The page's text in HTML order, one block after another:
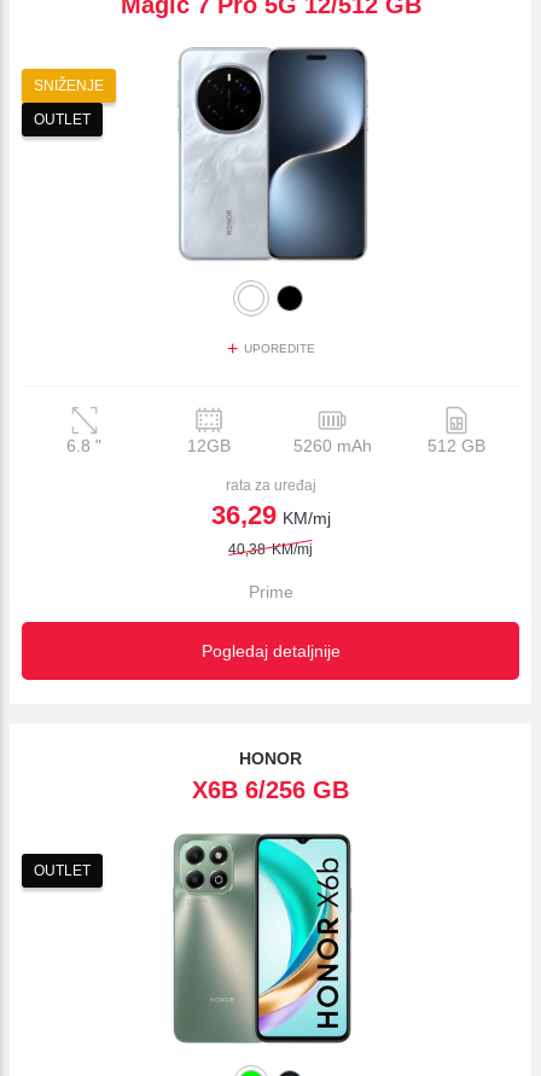
SNIŽENJE
OUTLET
+ UPOREDITE
6.8" 12GB 5260 mAh 512 GB
rata za uređaj
36,29 KM/mj
40,38 KM/mj
Prime
Pogledaj detaljnije
HONOR
X6B 6/256 GB
OUTLET